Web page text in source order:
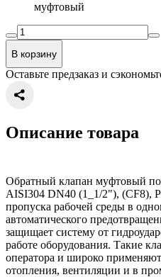
муфтовый
В корзину
Оставьте предзаказ и
Описание товара
Обратный клапан муфтовый
AISI304 DN40 (1_1/2"), (CF8),
пропуска рабочей среды в
автоматического
защищает систему от
работе оборудования. Такие
оператора и широко
отопления, вентиляции и в